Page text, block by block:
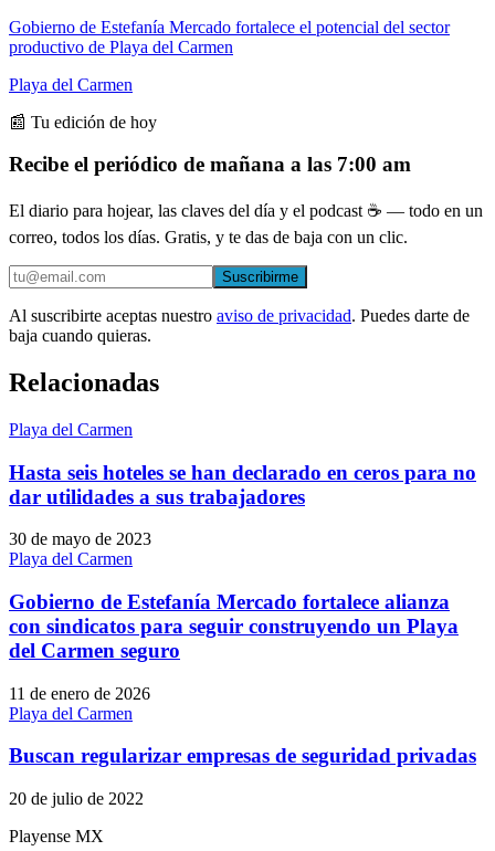
Gobierno de Estefanía Mercado fortalece el potencial del sector
productivo de Playa del Carmen
Playa del Carmen
📰 Tu edición de hoy
Recibe el periódico de mañana a las 7:00 am
El diario para hojear, las claves del día y el podcast ☕ — todo en un
correo, todos los días. Gratis, y te das de baja con un clic.
Suscribirme
Al suscribirte aceptas nuestro aviso de privacidad. Puedes darte de
baja cuando quieras.
Relacionadas
Playa del Carmen
Hasta seis hoteles se han declarado en ceros para no
dar utilidades a sus trabajadores
30 de mayo de 2023
Playa del Carmen
Gobierno de Estefanía Mercado fortalece alianza
con sindicatos para seguir construyendo un Playa
del Carmen seguro
11 de enero de 2026
Playa del Carmen
Buscan regularizar empresas de seguridad privadas
20 de julio de 2022
Playense MX